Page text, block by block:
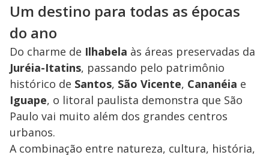
Um destino para todas as épocas
do ano
Do charme de Ilhabela às áreas preservadas da
Juréia-Itatins, passando pelo patrimônio
histórico de Santos, São Vicente, Cananéia e
Iguape, o litoral paulista demonstra que São
Paulo vai muito além dos grandes centros
urbanos.
A combinação entre natureza, cultura, história,